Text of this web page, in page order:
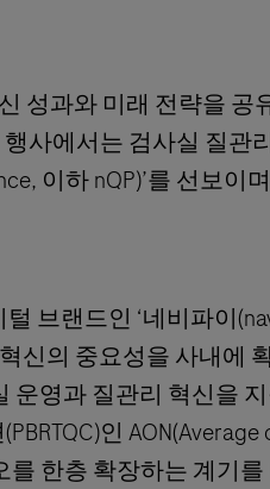
성과와 미래 전략을 공
사에서는 검사실 질관
이하 nQP)’를 선보이
브랜드인 ‘네비파이
신의 중요성을 사내에
운영과 질관리 혁신을
인 AON(Average
한층 확장하는 계기